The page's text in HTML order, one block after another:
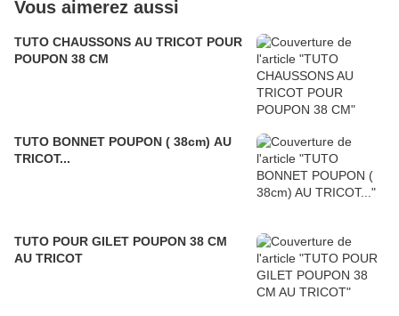
Vous aimerez aussi
TUTO CHAUSSONS AU TRICOT POUR
POUPON 38 CM
TUTO BONNET POUPON ( 38cm) AU
TRICOT...
TUTO POUR GILET POUPON 38 CM
AU TRICOT